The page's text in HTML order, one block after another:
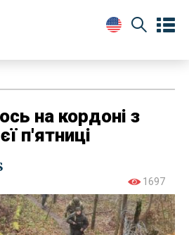
на кордоні з
п'ятниці
1697